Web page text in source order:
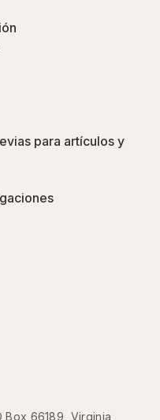
para artículos y
Box 66189, Virginia